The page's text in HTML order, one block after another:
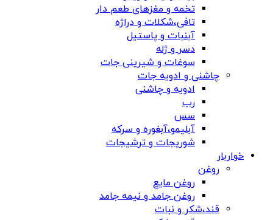
تخمه و مغزهای طعم دار
تافی،شکلات و دراژه
آبنبات و پاستیل
دسر و ژله
سوغات و شیرینی جات
چاشنی و ادویه جات
ادویه و چاشنی
رب
سس
آبلیمو،آبغوره و سرکه
شوریجات و ترشیجات
خواربار
روغن
روغن مایع
روغن جامد و نیمه جامد
قند،شکر و نبات